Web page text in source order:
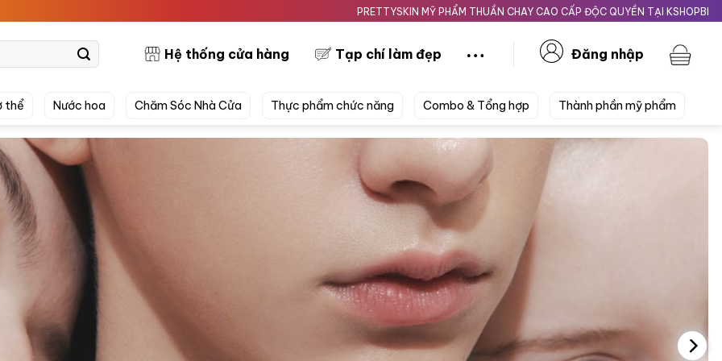
PRETTYSKIN MỸ PHẨM THUẦN CHAY CAO CẤP ĐỘC QUYỀN TẠI KSHOPBEAUTY.VN
Hệ thống cửa hàng Tạp chí làm đẹp Đăng nhập
thể Nước hoa Chăm Sóc Nhà Cửa Thực phẩm chức năng Combo & Tổng hợp Thành phần mỹ phẩm